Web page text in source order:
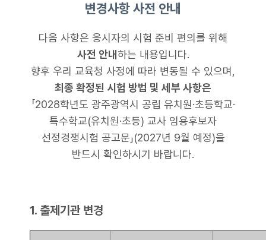
변경사항 사전 안내
다음 사항은 응시자의 시험 준비 편의를 위해
사전 안내하는 내용입니다.
향후 우리 교육청 사정에 따라 변동될 수 있으며,
최종 확정된 시험 방법 및 세부 사항은
「2028학년도 광주광역시 공립 유치원·초등학교·
특수학교(유치원·초등) 교사 임용후보자
선정경쟁시험 공고문」(2027년 9월 예정)을
반드시 확인하시기 바랍니다.
1. 출제기관 변경